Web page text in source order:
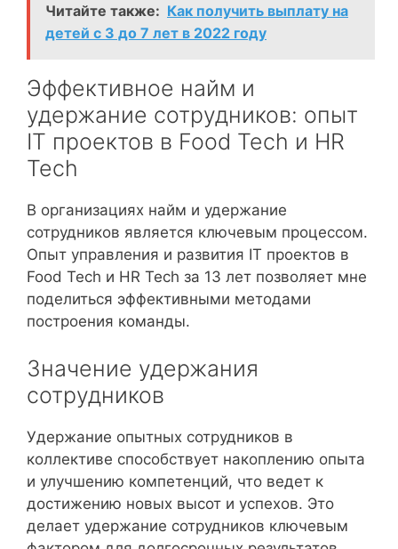
Читайте также: Как получить выплату на
детей с 3 до 7 лет в 2022 году
Эффективное найм и
удержание сотрудников: опыт
IT проектов в Food Tech и HR
Tech
В организациях найм и удержание
сотрудников является ключевым процессом.
Опыт управления и развития IT проектов в
Food Tech и HR Tech за 13 лет позволяет мне
поделиться эффективными методами
построения команды.
Значение удержания
сотрудников
Удержание опытных сотрудников в
коллективе способствует накоплению опыта
и улучшению компетенций, что ведет к
достижению новых высот и успехов. Это
делает удержание сотрудников ключевым